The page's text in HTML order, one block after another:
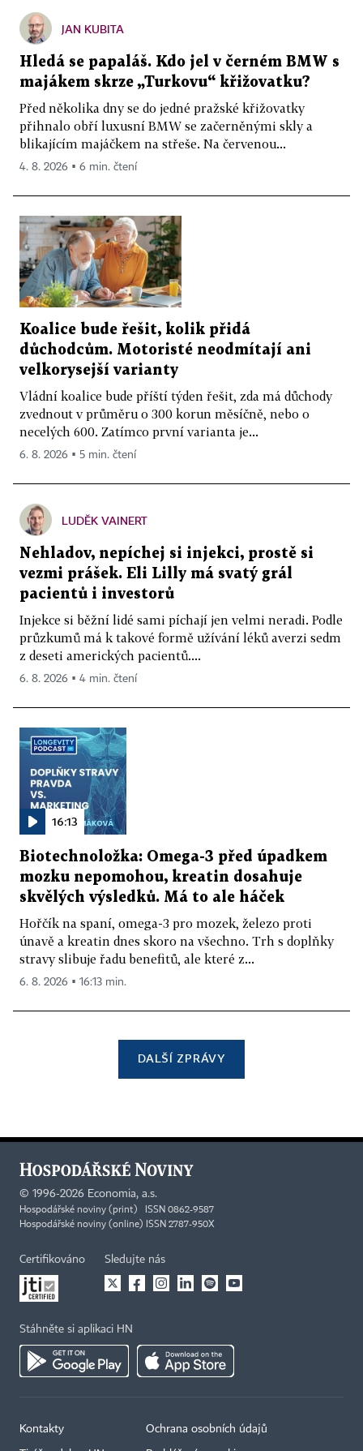
JAN KUBITA
Hledá se papaláš. Kdo jel v černém BMW s
majákem skrze „Turkovu“ křižovatku?
Před několika dny se do jedné pražské křižovatky
přihnalo obří luxusní BMW se začerněnými skly a
blikajícím majáčkem na střeše. Na červenou...
4. 8. 2026 ▪ 6 min. čtení
Koalice bude řešit, kolik přidá
důchodcům. Motoristé neodmítají ani
velkorysejší varianty
Vládní koalice bude příští týden řešit, zda má důchody
zvednout v průměru o 300 korun měsíčně, nebo o
necelých 600. Zatímco první varianta je...
6. 8. 2026 ▪ 5 min. čtení
LUDĚK VAINERT
Nehladov, nepíchej si injekci, prostě si
vezmi prášek. Eli Lilly má svatý grál
pacientů i investorů
Injekce si běžní lidé sami píchají jen velmi neradi. Podle
průzkumů má k takové formě užívání léků averzi sedm
z deseti amerických pacientů....
6. 8. 2026 ▪ 4 min. čtení
16:13
Biotechnoložka: Omega-3 před úpadkem
mozku nepomohou, kreatin dosahuje
skvělých výsledků. Má to ale háček
Hořčík na spaní, omega-3 pro mozek, železo proti
únavě a kreatin dnes skoro na všechno. Trh s doplňky
stravy slibuje řadu benefitů, ale které z...
6. 8. 2026 ▪ 16:13 min.
DALŠÍ ZPRÁVY
© 1996-2026 Economia, a.s.
Hospodářské noviny (print) ISSN 0862-9587
Hospodářské noviny (online) ISSN 2787-950X
Certifikováno Sledujte nás
Stáhněte si aplikaci HN
Kontakty Ochrana osobních údajů